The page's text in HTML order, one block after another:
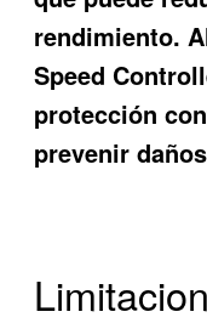
rendimiento.
Speed
protección
prevenir